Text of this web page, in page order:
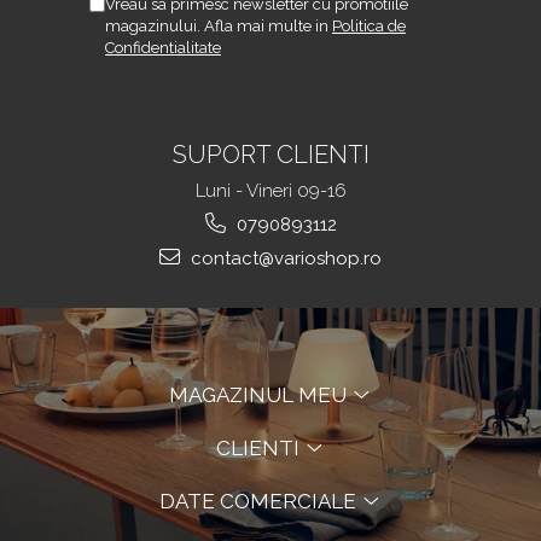
Vreau sa primesc newsletter cu promotiile
magazinului. Afla mai multe in Politica de
Confidentialitate
SUPORT CLIENTI
Luni - Vineri 09-16
0790893112
contact@varioshop.ro
MAGAZINUL MEU
CLIENTI
DATE COMERCIALE